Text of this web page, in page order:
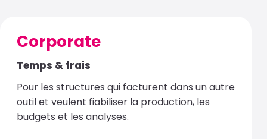
Corporate
Temps & frais
Pour les structures qui facturent dans un autre
outil et veulent fiabiliser la production, les
budgets et les analyses.